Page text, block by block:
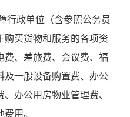
行政单位（含参照公务员
购买货物和服务的各项资
费、差旅费、会议费、福
及一般设备购置费、办公
办公用房物业管理费、
用。